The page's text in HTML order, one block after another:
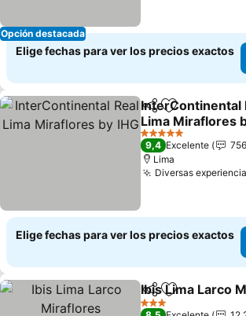
Opción destacada
Elige fechas para ver los precios exactos
CompartirAgregar a
InterContinental
Lima Miraflores
Ver precios
5 Estrellas
9,4 Excelente
Lima
Diversas
Elige fechas para ver los precios exactos
CompartirAgregar a
Ibis Lima Larco
3 Estrellas